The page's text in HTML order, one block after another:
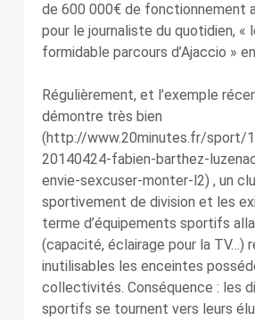
de 600 000€ de fonctionnement
pour le journaliste du quotidien, «
formidable parcours d’Ajaccio »
Régulièrement, et l’exemple
démontre très bien
(http://www.20minutes.fr/sport/
20140424-fabien-barthez-
envie-sexcuser-monter-l2) , un
sportivement de division et les
terme d’équipements sportifs
(capacité, éclairage pour la TV…)
inutilisables les enceintes
collectivités. Conséquence : les
sportifs se tournent vers leurs